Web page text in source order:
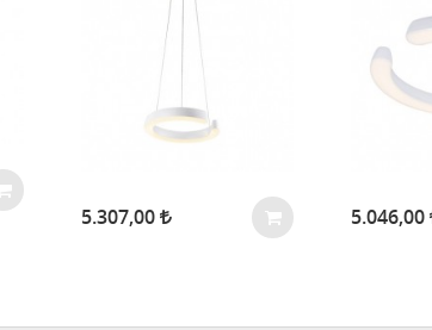
5.307,00 5.046,00